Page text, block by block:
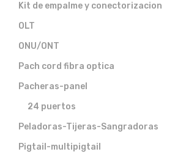
Kit de empalme y conectorizacion
OLT
ONU/ONT
Pach cord fibra optica
Pacheras-panel
24 puertos
Peladoras-Tijeras-Sangradoras
Pigtail-multipigtail